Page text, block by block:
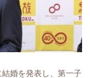
婚を発表し、第一子